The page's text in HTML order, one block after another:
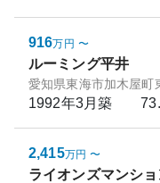
916万円 〜
ルーミング平井
愛知県東海市加木屋町
1992年3月築
2,415万円 〜
ライオンズマンシ